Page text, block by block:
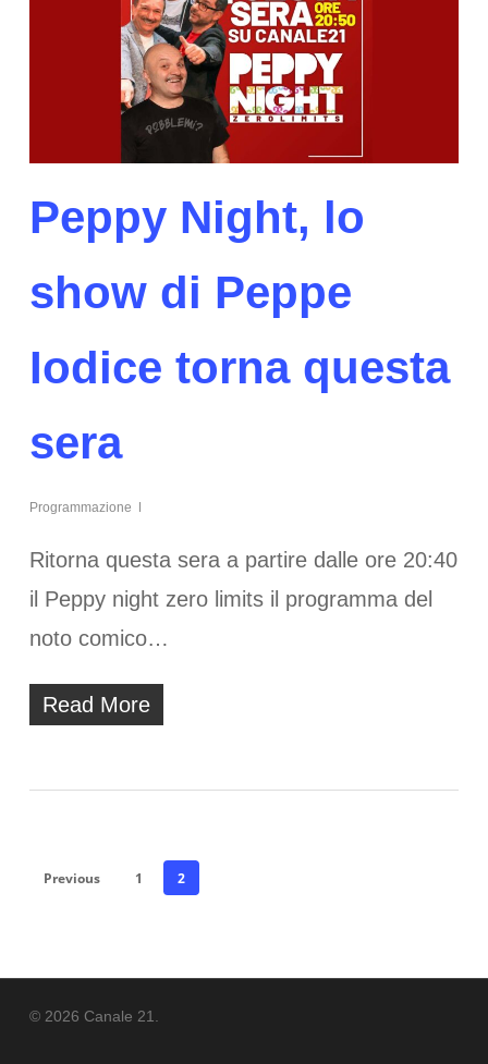
Peppy Night, lo
show di Peppe
Iodice torna questa
sera
Programmazione
Ritorna questa sera a partire dalle ore 20:40
il Peppy night zero limits il programma del
noto comico…
Read More
Previous 1 2
© 2026 Canale 21.